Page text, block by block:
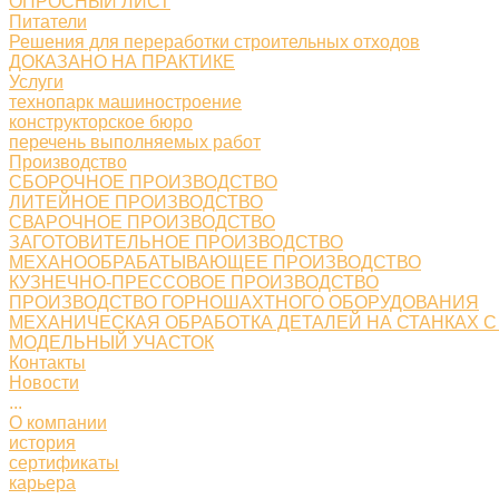
Питатели
Решения для переработки строительных отходов
ДОКАЗАНО НА ПРАКТИКЕ
Услуги
технопарк машиностроение
конструкторское бюро
перечень выполняемых работ
Производство
СБОРОЧНОЕ ПРОИЗВОДСТВО
ЛИТЕЙНОЕ ПРОИЗВОДСТВО
СВАРОЧНОЕ ПРОИЗВОДСТВО
ЗАГОТОВИТЕЛЬНОЕ ПРОИЗВОДСТВО
МЕХАНООБРАБАТЫВАЮЩЕЕ ПРОИЗВОДСТВО
КУЗНЕЧНО-ПРЕССОВОЕ ПРОИЗВОДСТВО
ПРОИЗВОДСТВО ГОРНОШАХТНОГО ОБОРУДОВАНИЯ
МЕХАНИЧЕСКАЯ ОБРАБОТКА ДЕТАЛЕЙ НА СТАНКАХ
МОДЕЛЬНЫЙ УЧАСТОК
Контакты
Новости
...
О компании
история
сертификаты
карьера